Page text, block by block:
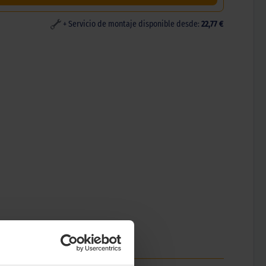
+ Servicio de montaje disponible desde: 22,77 €